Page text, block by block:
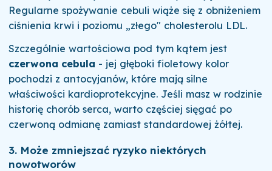
Regularne spożywanie cebuli wiąże się z obniżeniem
ciśnienia krwi i poziomu „złego" cholesterolu LDL.
Szczególnie wartościowa pod tym kątem jest
czerwona cebula - jej głęboki fioletowy kolor
pochodzi z antocyjanów, które mają silne
właściwości kardioprotekcyjne. Jeśli masz w rodzinie
historię chorób serca, warto częściej sięgać po
czerwoną odmianę zamiast standardowej żółtej.
3. Może zmniejszać ryzyko niektórych
nowotworów